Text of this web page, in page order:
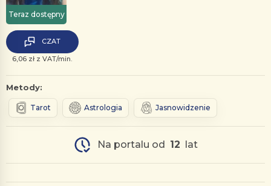
Teraz dostępny
CZAT
6,06 zł z VAT/min.
Metody:
Tarot Astrologia Jasnowidzenie
Na portalu od 12 lat